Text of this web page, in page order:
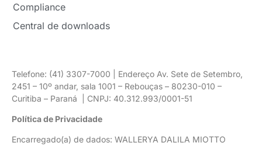
Compliance
Central de downloads
Telefone: (41) 3307-7000 | Endereço Av. Sete de Setembro,
2451 – 10º andar, sala 1001 – Rebouças – 80230-010 –
Curitiba – Paraná | CNPJ: 40.312.993/0001-51
Política de Privacidade
Encarregado(a) de dados: WALLERYA DALILA MIOTTO